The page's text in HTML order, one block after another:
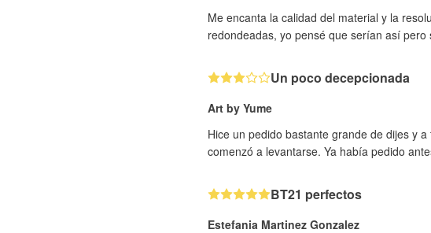
Me encanta la calidad del material y la
redondeadas, yo pensé que serían así
Un poco decepcionada
Art by Yume
Hice un pedido bastante grande de dijes y
comenzó a levantarse. Ya había pedido
BT21 perfectos
Estefania Martinez Gonzalez